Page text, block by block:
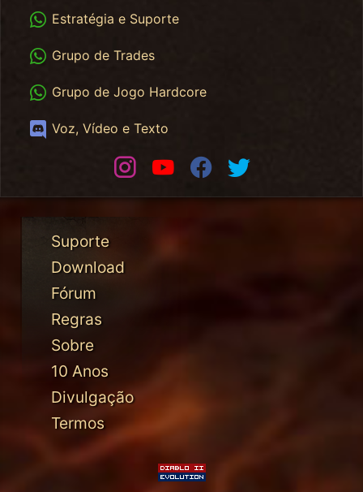
WhatsApp
Estratégia e Suporte
WhatsApp Trades
Grupo de Trades
WhatsApp HC
Grupo de Jogo Hardcore
Discord
Voz, Vídeo e Texto
InstagramYoutubeFacebook
Suporte
Download
Fórum
Regras
Sobre
10 Anos
Divulgação
Termos